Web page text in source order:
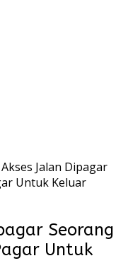
Jalan Dipagar
Untuk Keluar
Seorang
Untuk